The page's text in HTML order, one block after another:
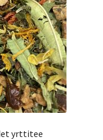
yrttitee